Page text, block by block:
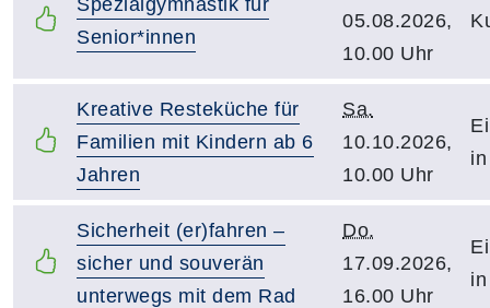
Senior*innen
05.08.2026,
10.00 Uhr
Kreative Resteküche für
Familien mit Kindern ab 6
Jahren
Sa.
10.10.2026,
10.00 Uhr
Sicherheit (er)fahren –
sicher und souverän
unterwegs mit dem Rad
Do.
17.09.2026,
16.00 Uhr